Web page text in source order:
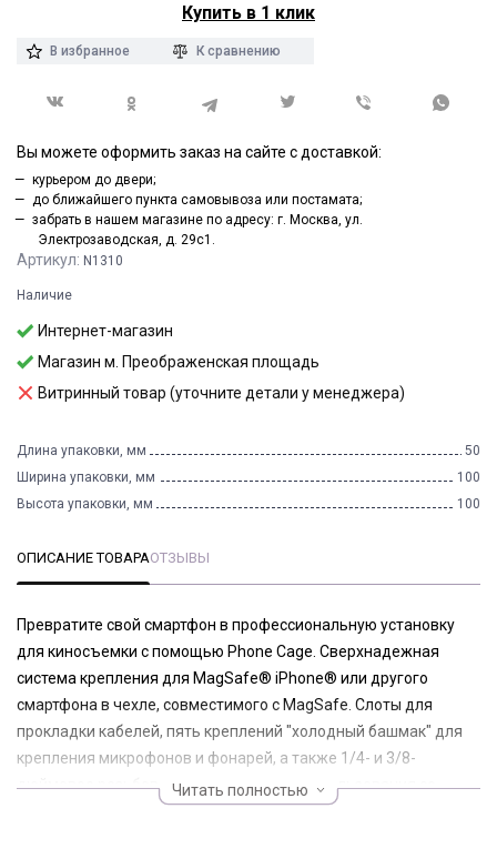
Артикул: N1310
Наличие
Интернет-магазин
Магазин м. Преображенская площадь
Витринный товар (уточните детали у менеджера)
Длина упаковки, мм
50
Ширина упаковки, мм
100
Высота упаковки, мм
100
Купить в 1 клик
В избранное К сравнению
Вы можете оформить заказ на сайте с доставкой:
курьером до двери;
до ближайшего пункта самовывоза или постамата;
забрать в нашем магазине по адресу: г. Москва, ул.
Электрозаводская, д. 29с1.
ОПИСАНИЕ ТОВАРАОТЗЫВЫ
Превратите свой смартфон в профессиональную установку
для киносъемки с помощью Phone Cage. Сверхнадежная
система крепления для MagSafe® iPhone® или другого
смартфона в чехле, совместимого с MagSafe. Слоты для
прокладки кабелей, пять креплений "холодный башмак" для
крепления микрофонов и фонарей, а также 1/4- и 3/8-
дюймовое резьбовое соединение для использования со
Читать полностью